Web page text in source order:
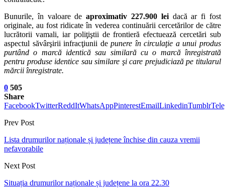
Bunurile, în valoare deaproximativ 227.900 lei dacă ar fi fost
originale, au fost ridicate în vederea continuării cercetărilor de către
lucrătorii vamali, iar poliţiştii de frontieră efectuează cercetări sub
aspectul săvârşirii infracţiunii depunere în circulaţie a unui produs
purtând o marcă identică sau similară cu o marcă înregistrată
pentru produse identice sau similare şi care prejudiciază pe titularul
mărcii înregistrate.
0 505
Share
FacebookTwitterReddItWhatsAppPinterestEmailLinkedinTumblr
Prev Post
Lista drumurilor naționale și județene închise din cauza vremii
nefavorabile
Next Post
Situația drumurilor naționale și județene la ora 22.30